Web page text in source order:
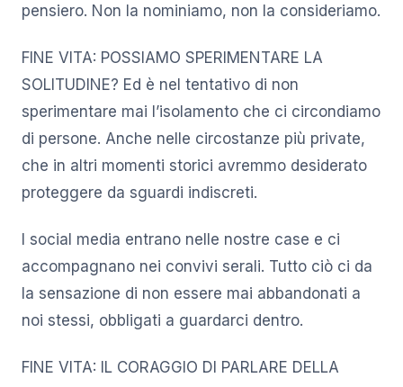
pensiero. Non la nominiamo, non la consideriamo.
FINE VITA: POSSIAMO SPERIMENTARE LA
SOLITUDINE? Ed è nel tentativo di non
sperimentare mai l’isolamento che ci circondiamo
di persone. Anche nelle circostanze più private,
che in altri momenti storici avremmo desiderato
proteggere da sguardi indiscreti.
I social media entrano nelle nostre case e ci
accompagnano nei convivi serali. Tutto ciò ci da
la sensazione di non essere mai abbandonati a
noi stessi, obbligati a guardarci dentro.
FINE VITA: IL CORAGGIO DI PARLARE DELLA